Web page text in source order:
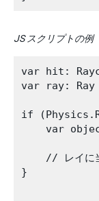
JS スクリプトの例
var hit:
var ray: Ray
if
var
// レイに
}